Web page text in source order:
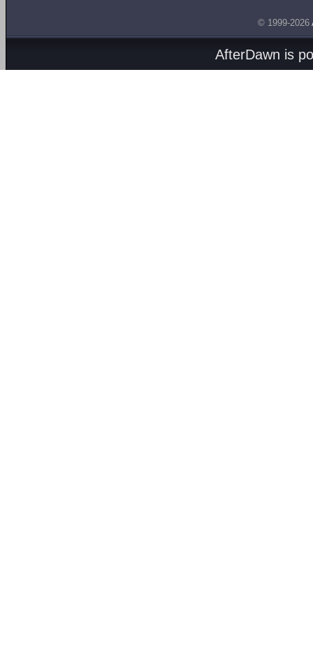
© 1999-2026
AfterDawn is